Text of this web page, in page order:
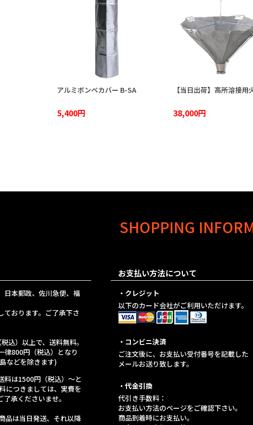
アルミボンベカバー B-SA
5,400円 38,000円
SHOPPING
日本郵政、佐川急便、福
ております。ご了承下さ
込）以上で、送料無料。
律800円（税込）となり
などを除きます)
料は1500円（税込）～と
につきましては、実費を
承くださいませ。
品は当日発送、それ以降
お支払い方法について
・クレジット
以下のカード会社がご利用いただけます。
・コンビニ決済
ご注文後に、お支払い受付番号を記載した
メールお送り致します。
・代金引換
代引き手数料：
お支払い方法のページをご確認下さい。
商品到着時にお支払い。